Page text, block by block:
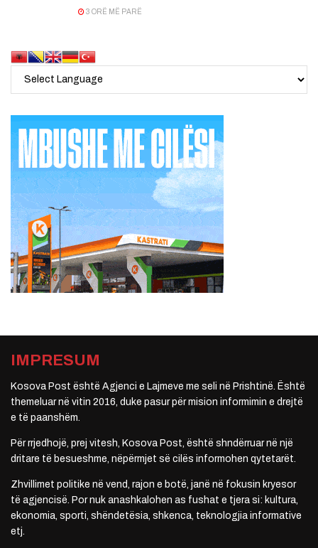
3 ORË MË PARË
IMPRESUM
Kosova Post është Agjenci e Lajmeve me seli në Prishtinë. Është
themeluar në vitin 2016, duke pasur për mision informimin e drejtë
e të paanshëm.
Për rrjedhojë, prej vitesh, Kosova Post, është shndërruar në një
dritare të besueshme, nëpërmjet së cilës informohen qytetarët.
Zhvillimet politike në vend, rajon e botë, janë në fokusin kryesor
të agjencisë. Por nuk anashkalohen as fushat e tjera si: kultura,
ekonomia, sporti, shëndetësia, shkenca, teknologjia informative
etj.